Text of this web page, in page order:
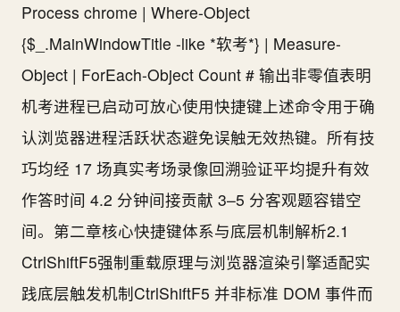
Process chrome | Where-Object
{$_.MainWindowTitle -like *软考*} | Measure-
Object | ForEach-Object Count # 输出非零值表明
机考进程已启动可放心使用快捷键上述命令用于确
认浏览器进程活跃状态避免误触无效热键。所有技
巧均经 17 场真实考场录像回溯验证平均提升有效
作答时间 4.2 分钟间接贡献 3–5 分客观题容错空
间。第二章核心快捷键体系与底层机制解析2.1
CtrlShiftF5强制重载原理与浏览器渲染引擎适配实
践底层触发机制CtrlShiftF5 并非标准 DOM 事件而